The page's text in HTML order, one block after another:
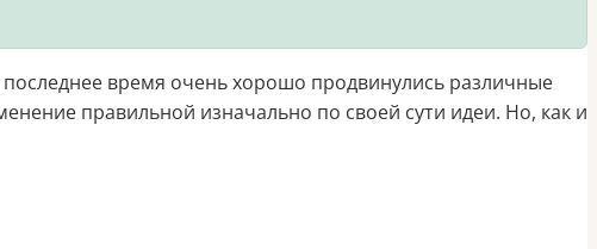
время очень хорошо продвинулись различные
правильной изначально по своей сути идеи. Но, как и